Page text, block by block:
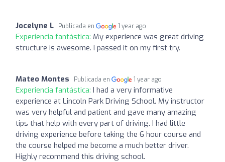
Jocelyne L Publicada en 1 year ago
Experiencia fantástica: My experience was great driving
structure is awesome. I passed it on my first try.
Mateo Montes Publicada en 1 year ago
Experiencia fantástica: I had a very informative
experience at Lincoln Park Driving School. My instructor
was very helpful and patient and gave many amazing
tips that help with every part of driving. I had little
driving experience before taking the 6 hour course and
the course helped me become a much better driver.
Highly recommend this driving school.